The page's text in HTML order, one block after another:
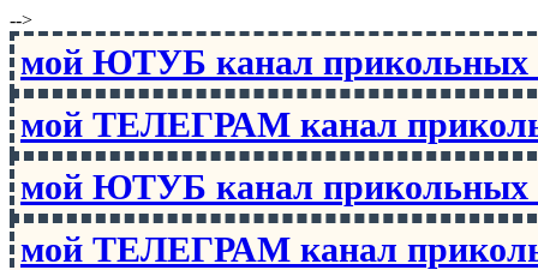
-->
мой ЮТУБ канал
мой ТЕЛЕГРАМ канал
мой ЮТУБ канал
мой ТЕЛЕГРАМ канал